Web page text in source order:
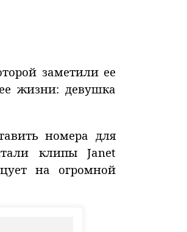
заметили ее
жизни: девушка
номера для
клипы Janet
на огромной